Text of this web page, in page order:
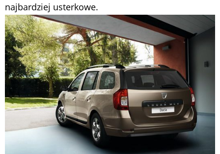
najbardziej usterkowe.